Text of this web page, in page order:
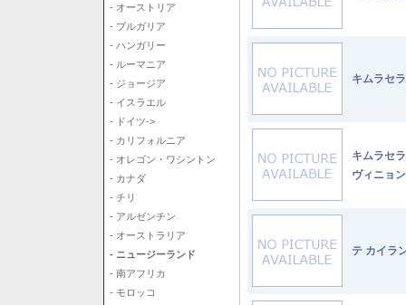
- オーストリア
- ブルガリア
- ハンガリー
- ルーマニア
- ジョージア
- イスラエル
- ドイツ->
- カリフォルニア
- オレゴン・ワシントン
- カナダ
- チリ
- アルゼンチン
- オーストラリア
- ニュージーランド
- 南アフリカ
- モロッコ
キムラセ
キムラセ
ヴィニョ
テ カイ